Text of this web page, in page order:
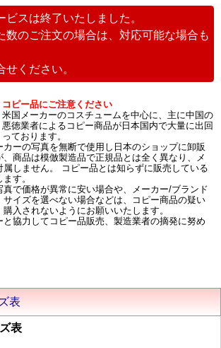
ビスは終了いたしました。
数のご注文の場合は、対応可能な場合も
せください。
コピー品にご注意ください
米国メーカーのコスチュームを中心に、主に中国の
悪徳業者によるコピー商品が日本国内で大量に出回
っております。
カーの写真を無断で使用し日本のショップに卸販
商品は模倣製造品で正規品とは全く異なり、メ
属しません。 コピー品とは知らずに販売している
す。
で価格が異常に安い場合や、メーカー/ブランド
イズを選べない場合などは、コピー商品の疑い
入されないようにお願いいたします。
協力してコピー品販売、製造業者の摘発に努め
表
表